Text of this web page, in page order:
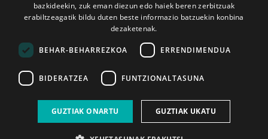
2026ko eka. 1a 2026ko mar. 1a
bazkideekin, zuk eman diezun edo haiek beren zerbitzuak
erabiltzeagatik bildu duten beste informazio batzuekin konbina
dezaketenak.
BEHAR-BEHARREZKOA ERRENDIMENDUA
BIDERATZEA FUNTZIONALTASUNA
GUZTIAK ONARTU GUZTIAK UKATU